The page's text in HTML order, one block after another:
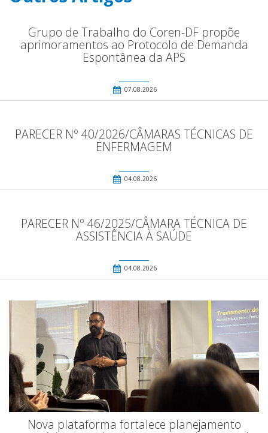
Grupo de Trabalho do Coren-DF propõe
aprimoramentos ao Protocolo de Demanda
Espontânea da APS
07.08.2026
PARECER Nº 40/2026/CÂMARAS TÉCNICAS DE
ENFERMAGEM
04.08.2026
PARECER Nº 46/2025/CÂMARA TÉCNICA DE
ASSISTÊNCIA À SAÚDE
04.08.2026
Nova plataforma fortalece planejamento